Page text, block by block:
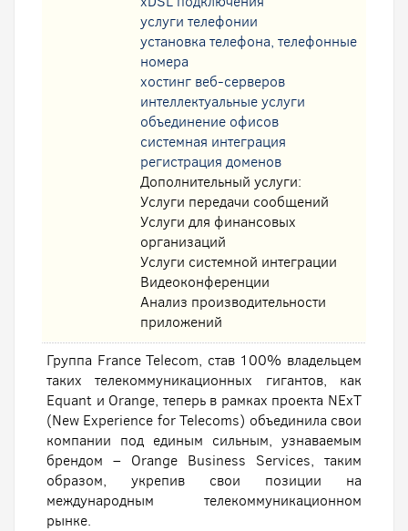
услуги телефонии
установка телефона, телефонные
номера
хостинг веб-серверов
интеллектуальные услуги
oбъединение офисов
системная интеграция
регистрация доменов
Дополнительный услуги:
Услуги передачи сообщений
Услуги для финансовых
организаций
Услуги системной интеграции
Видеоконференции
Анализ производительности
приложений
Группа France Telecom, став 100% владельцем
таких телекоммуникационных гигантов, как
Equant и Orange, теперь в рамках проекта NExT
(New Experience for Telecoms) объединила свои
компании под единым сильным, узнаваемым
брендом – Orange Business Services, таким
образом, укрепив свои позиции на
международным телекоммуникационном
рынке.